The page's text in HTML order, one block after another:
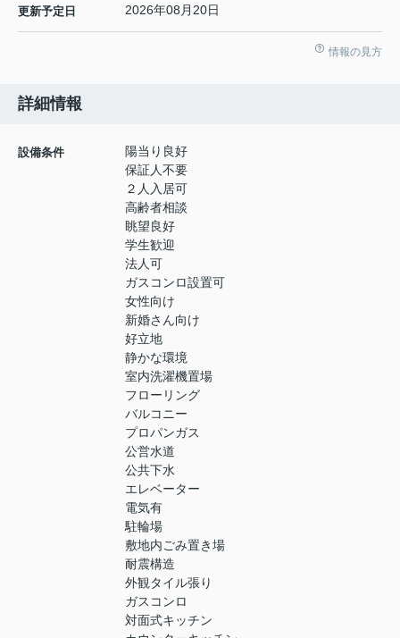
更新予定日 2026年08月20日
情報の見方
詳細情報
設備条件
陽当り良好
保証人不要
２人入居可
高齢者相談
眺望良好
学生歓迎
法人可
ガスコンロ設置可
女性向け
新婚さん向け
好立地
静かな環境
室内洗濯機置場
フローリング
バルコニー
プロパンガス
公営水道
公共下水
エレベーター
電気有
駐輪場
敷地内ごみ置き場
耐震構造
外観タイル張り
ガスコンロ
対面式キッチン